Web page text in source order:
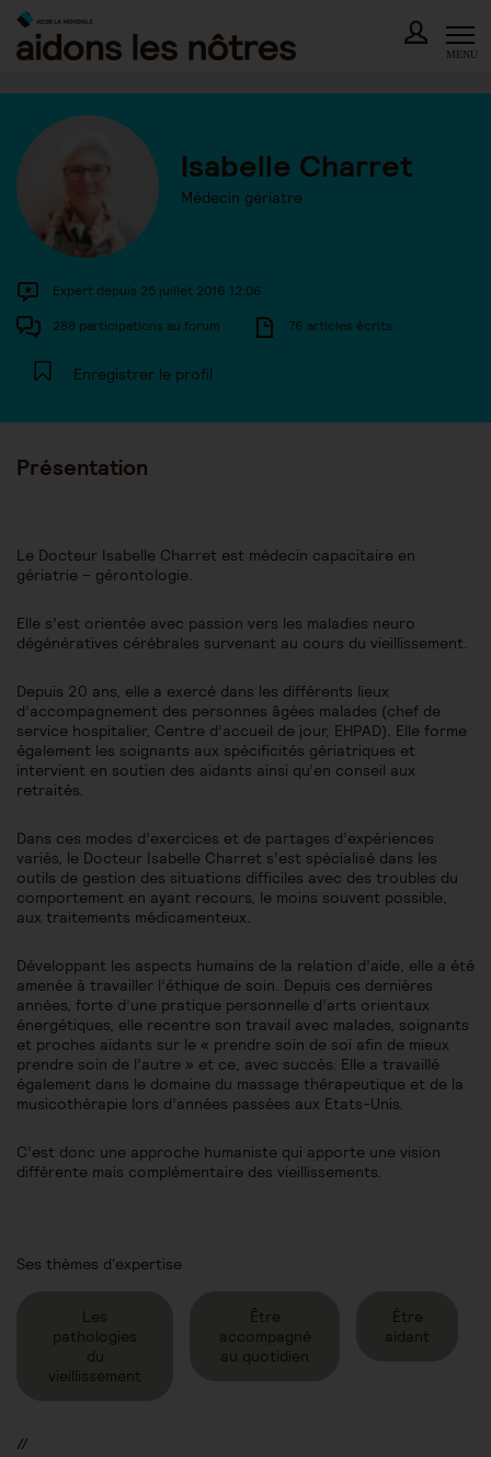
Skip
content
MENU
Isabelle Charret
Médecin gériatre
Expert depuis 25 juillet 2016 12:06
288 participations au forum 76 articles écrits
Enregistrer le profil
Présentation
Le Docteur Isabelle Charret est médecin capacitaire en
gériatrie – gérontologie.
Elle s’est orientée avec passion vers les maladies neuro
dégénératives cérébrales survenant au cours du vieillissement.
Depuis 20 ans, elle a exercé dans les différents lieux
d’accompagnement des personnes âgées malades (chef de
service hospitalier, Centre d’accueil de jour, EHPAD). Elle forme
également les soignants aux spécificités gériatriques et
intervient en soutien des aidants ainsi qu’en conseil aux
retraités.
Dans ces modes d’exercices et de partages d’expériences
variés, le Docteur Isabelle Charret s’est spécialisé dans les
outils de gestion des situations difficiles avec des troubles du
comportement en ayant recours, le moins souvent possible,
aux traitements médicamenteux.
Développant les aspects humains de la relation d’aide, elle a été
amenée à travailler l’éthique de soin. Depuis ces dernières
années, forte d’une pratique personnelle d’arts orientaux
énergétiques, elle recentre son travail avec malades, soignants
et proches aidants sur le « prendre soin de soi afin de mieux
prendre soin de l’autre » et ce, avec succès. Elle a travaillé
également dans le domaine du massage thérapeutique et de la
musicothérapie lors d’années passées aux Etats-Unis.
C’est donc une approche humaniste qui apporte une vision
différente mais complémentaire des vieillissements.
Ses thèmes d'expertise
Les
pathologies
du
vieillissement
Être
accompagné
au quotidien
Être
aidant
//